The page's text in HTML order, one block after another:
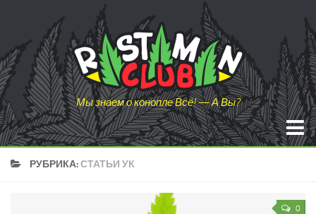
Мы знаем о конопле Всё! — А Вы?
Новости
РУБРИКА:СТАТЬИ УК
0